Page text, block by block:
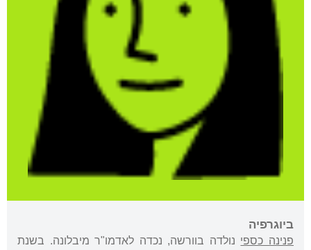
ביוגרפיה
פנינה כספי נולדה בוורשה, נכדה לאדמו"ר מיבלונה. בשנת